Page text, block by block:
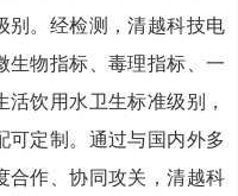
别。经检测，清越科技电
生物指标、毒理指标、一
饮用水卫生标准级别，
可定制。通过与国内外多
合作、协同攻关，清越科